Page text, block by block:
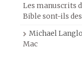
Les manuscrits
Bible sont-ils
Michael
Mac